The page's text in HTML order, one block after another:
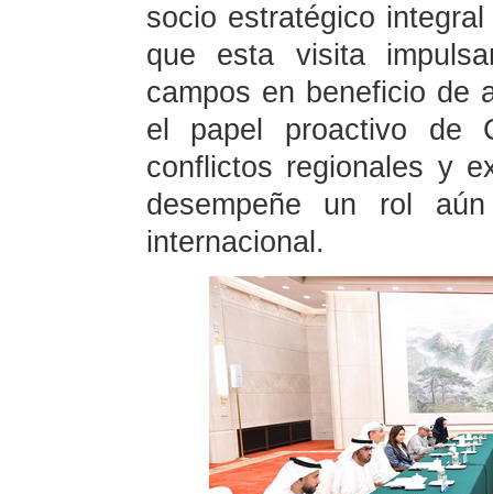
socio estratégico
que esta visita
campos en beneficio de
el papel proactivo de
conflictos regionales y
desempeñe un rol
internacional.